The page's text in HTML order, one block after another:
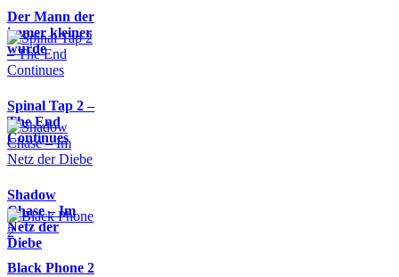
Der Mann der
immer kleiner
wurde
Spinal Tap 2 –
The End
Continues
Shadow
Chase – Im
Netz der
Diebe
Black Phone 2